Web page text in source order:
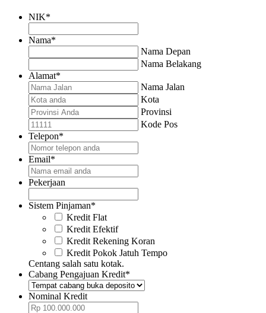
NIK*
Nama*
Nama Depan
Nama Belakang
Alamat*
Nama Jalan
Kota
Provinsi
Kode Pos
Telepon*
Email*
Pekerjaan
Sistem Pinjaman*
Kredit Flat
Kredit Efektif
Kredit Rekening Koran
Kredit Pokok Jatuh Tempo
Centang salah satu kotak.
Cabang Pengajuan Kredit*
Nominal Kredit